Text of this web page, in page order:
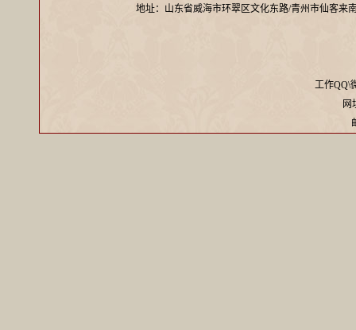
地址：山东省威海市环翠区文化东路/青州市仙客来
工作QQ\
网